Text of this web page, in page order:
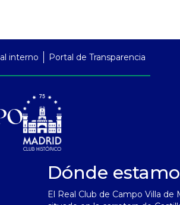
interno Portal de Transparencia
Dónde
El Real Club de Campo Villa de